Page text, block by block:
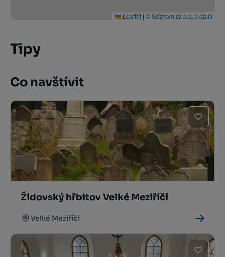
Leaflet | © Seznam.cz a.s. a další
Tipy
Co navštívit
Židovský hřbitov Velké Meziříčí
Velké Meziříčí